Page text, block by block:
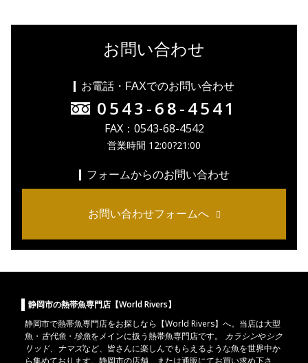
お問い合わせ
お電話・FAXでのお問い合わせ
0543-68-4541
FAX：0543-68-4542
営業時間 12:00?21:00
フォームからのお問い合わせ
お問い合わせフォームへ
静岡市の熱帯魚専門店【World Rivers】
静岡市で熱帯魚専門店をお探しなら【World Rivers】へ。当店は大型
魚 ・ 古代魚 ・ 珍魚をメインに扱う熱帯魚専門店です。 カラシンやシク
リッド、 ナマズなど、皆さんに楽しんでもらえるような魚を世界中か
ら集めております。静岡市の店舗、または通販にてお買い求め下さ